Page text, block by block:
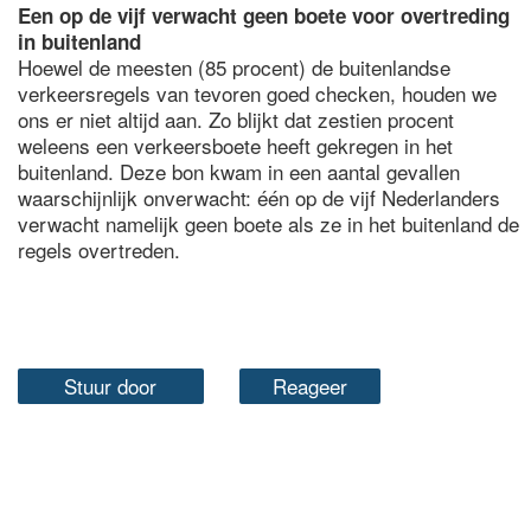
Een op de vijf verwacht geen boete voor overtreding
in buitenland
Hoewel de meesten (85 procent) de buitenlandse
verkeersregels van tevoren goed checken, houden we
ons er niet altijd aan. Zo blijkt dat zestien procent
weleens een verkeersboete heeft gekregen in het
buitenland. Deze bon kwam in een aantal gevallen
waarschijnlijk onverwacht: één op de vijf Nederlanders
verwacht namelijk geen boete als ze in het buitenland de
regels overtreden.
Stuur door Reageer